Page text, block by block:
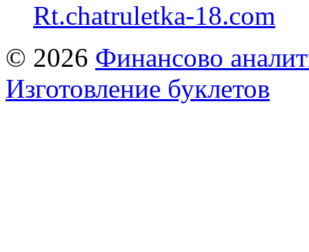
Rt.chatruletka-18.com
© 2026 Финансово
Изготовление буклетов